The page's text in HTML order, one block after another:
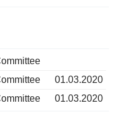
01.03.2020
01.03.2020